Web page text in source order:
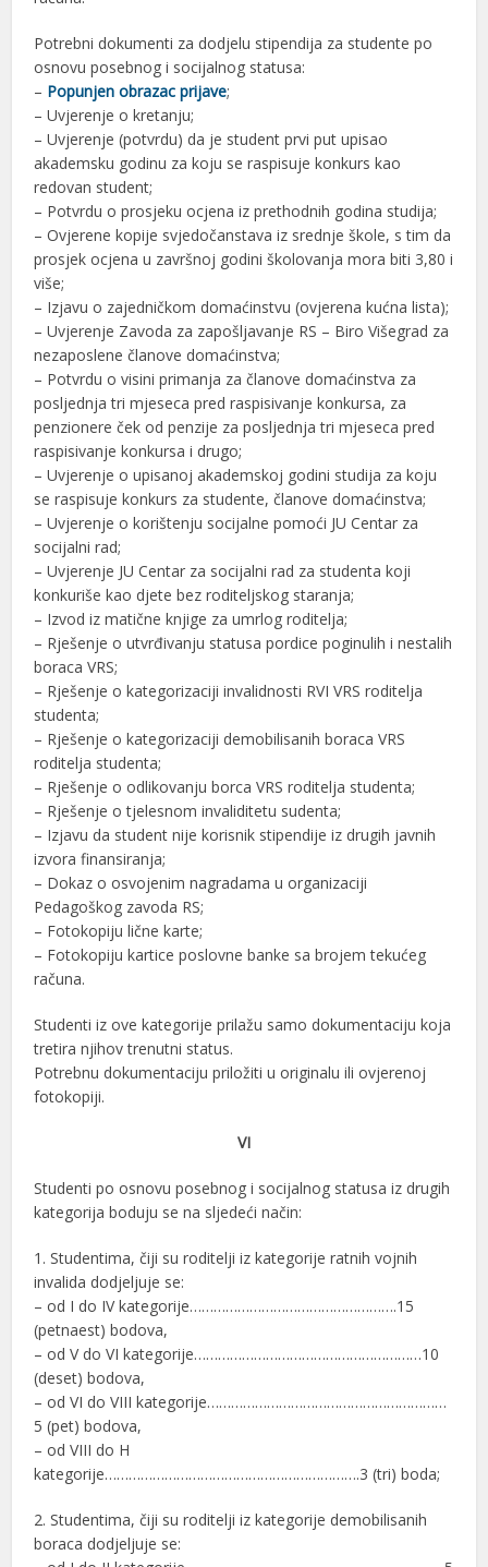
Potrebni dokumenti za dodjelu stipendija za studente po
osnovu posebnog i socijalnog statusa:
– Popunjen obrazac prijave;
– Uvjerenje o kretanju;
– Uvjerenje (potvrdu) da je student prvi put upisao
akademsku godinu za koju se raspisuje konkurs kao
redovan student;
– Potvrdu o prosjeku ocjena iz prethodnih godina studija;
– Ovjerene kopije svjedočanstava iz srednje škole, s tim da
prosjek ocjena u završnoj godini školovanja mora biti 3,80 i
više;
– Izjavu o zajedničkom domaćinstvu (ovjerena kućna lista);
– Uvjerenje Zavoda za zapošljavanje RS – Biro Višegrad za
nezaposlene članove domaćinstva;
– Potvrdu o visini primanja za članove domaćinstva za
posljednja tri mjeseca pred raspisivanje konkursa, za
penzionere ček od penzije za posljednja tri mjeseca pred
raspisivanje konkursa i drugo;
– Uvjerenje o upisanoj akademskoj godini studija za koju
se raspisuje konkurs za studente, članove domaćinstva;
– Uvjerenje o korištenju socijalne pomoći JU Centar za
socijalni rad;
– Uvjerenje JU Centar za socijalni rad za studenta koji
konkuriše kao djete bez roditeljskog staranja;
– Izvod iz matične knjige za umrlog roditelja;
– Rješenje o utvrđivanju statusa pordice poginulih i nestalih
boraca VRS;
– Rješenje o kategorizaciji invalidnosti RVI VRS roditelja
studenta;
– Rješenje o kategorizaciji demobilisanih boraca VRS
roditelja studenta;
– Rješenje o odlikovanju borca VRS roditelja studenta;
– Rješenje o tjelesnom invaliditetu sudenta;
– Izjavu da student nije korisnik stipendije iz drugih javnih
izvora finansiranja;
– Dokaz o osvojenim nagradama u organizaciji
Pedagoškog zavoda RS;
– Fotokopiju lične karte;
– Fotokopiju kartice poslovne banke sa brojem tekućeg
računa.
Studenti iz ove kategorije prilažu samo dokumentaciju koja
tretira njihov trenutni status.
Potrebnu dokumentaciju priložiti u originalu ili ovjerenoj
fotokopiji.
VI
Studenti po osnovu posebnog i socijalnog statusa iz drugih
kategorija boduju se na sljedeći način:
1. Studentima, čiji su roditelji iz kategorije ratnih vojnih
invalida dodjeljuje se:
– od I do IV kategorije…………………………………………….15
(petnaest) bodova,
– od V do VI kategorije…………………………………………………10
(deset) bodova,
– od VI do VIII kategorije……………………………………………………
5 (pet) bodova,
– od VIII do H
kategorije……………………………………………………….3 (tri) boda;
2. Studentima, čiji su roditelji iz kategorije demobilisanih
boraca dodjeljuje se: